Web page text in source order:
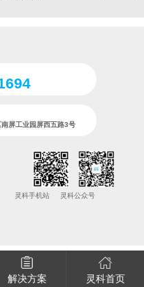
屏工业园屏西五路3号
灵科手机站 灵科公众号
解决方案 灵科首页